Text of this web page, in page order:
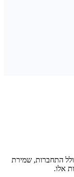
התחברות, שמירת
אלו.